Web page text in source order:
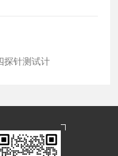
探针测试计